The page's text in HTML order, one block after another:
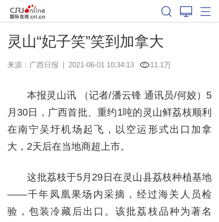
灵山“妃子笑”笑到加拿大
来源： 广西日报 | 2021-06-01 10:34:13 11.1万
本报灵山讯 （记者/潘云锋 通讯员/何姣）5
月30日，广西首批、重约1吨的灵山鲜荔枝顺利
在南宁吴圩机场起飞，以空运形式出口加拿
大，2天后在当地商超上市。
这批荔枝于5月29日在灵山县荔枝种植基地
——千年凤凰果场内采摘，经过海关人员检
验，包装冷藏后出口。该批荔枝品种为著名